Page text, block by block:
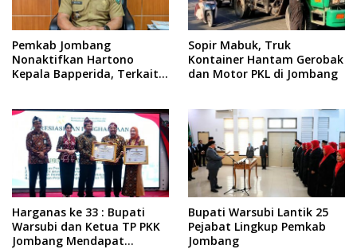
Pemkab Jombang
Nonaktifkan Hartono
Kepala Bapperida, Terkait
Sopir Mabuk, Truk
Kontainer Hantam Gerobak
dan Motor PKL di Jombang
Harganas ke 33 : Bupati
Warsubi dan Ketua TP PKK
Jombang Mendapat
Bupati Warsubi Lantik 25
Pejabat Lingkup Pemkab
Jombang